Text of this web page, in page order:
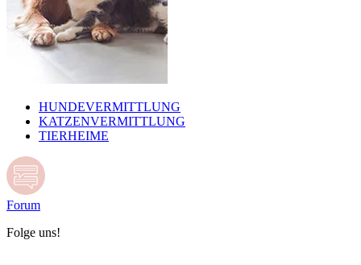
HUNDEVERMITTLUNG
KATZENVERMITTLUNG
TIERHEIME
Forum
Folge uns!